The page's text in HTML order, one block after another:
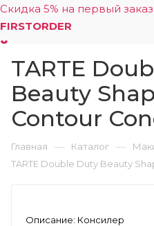
Скидка 5% на первый
FIRSTORDER
TARTE
Beauty
Contour
Главная — Каталог —
TARTE Double Duty Beauty
Описание: Консилер